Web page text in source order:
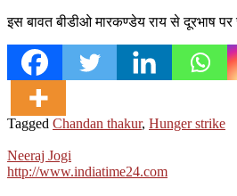
इस बावत बीडीओ मारकण्डेय राय से दूरभाष
Tagged Chandan thakur, Hunger strike
Neeraj Jogi
http://www.indiatime24.com